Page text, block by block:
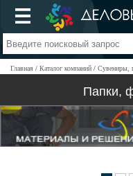
Главная Каталог компаний Сувениры,
Папки,